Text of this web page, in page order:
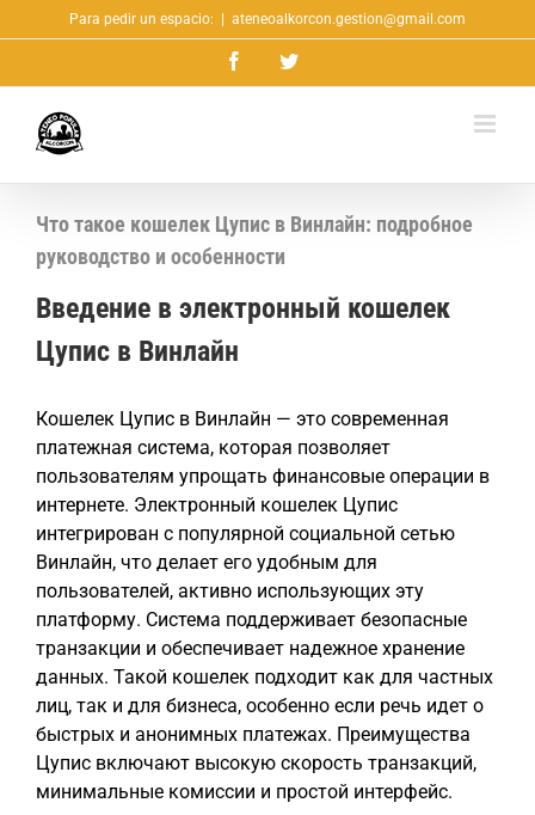
al
Para pedir un espacio: ateneoalkorcon.gestion@gmail.com
FacebookTwitter
Что такое кошелек Цупис в Винлайн: подробное
руководство и особенности
Введение в электронный кошелек
Цупис в Винлайн
Кошелек Цупис в Винлайн — это современная
платежная система, которая позволяет
пользователям упрощать финансовые операции в
интернете. Электронный кошелек Цупис
интегрирован с популярной социальной сетью
Винлайн, что делает его удобным для
пользователей, активно использующих эту
платформу. Система поддерживает безопасные
транзакции и обеспечивает надежное хранение
данных. Такой кошелек подходит как для частных
лиц, так и для бизнеса, особенно если речь идет о
быстрых и анонимных платежах. Преимущества
Цупис включают высокую скорость транзакций,
минимальные комиссии и простой интерфейс.